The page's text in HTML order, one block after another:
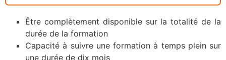
Être complètement disponible sur la totalité de la
durée de la formation
Capacité à suivre une formation à temps plein sur
une durée de dix mois